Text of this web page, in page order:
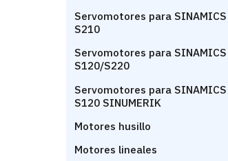
Servomotores para SINAMICS
S210
Servomotores para SINAMICS
S120/S220
Servomotores para SINAMICS
S120 SINUMERIK
Motores husillo
Motores lineales